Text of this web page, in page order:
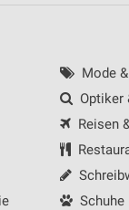
Mode
Optiker
Reisen
Schuhe
Daten zur Auswahl
angeforderten